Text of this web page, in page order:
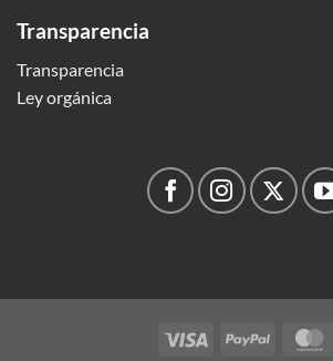
Transparencia
Transparencia
Ley orgánica